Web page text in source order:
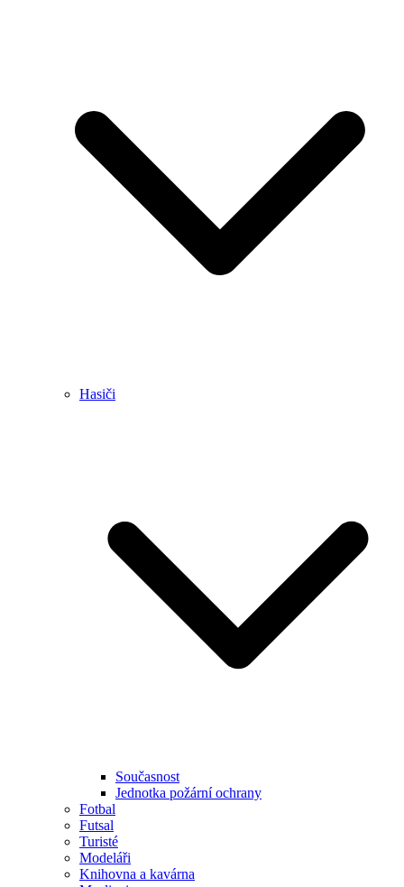
Hasiči
Současnost
Jednotka požární ochrany
Fotbal
Futsal
Turisté
Modeláři
Knihovna a kavárna